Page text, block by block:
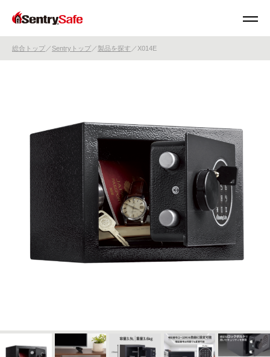
総合トップ Sentryトップ 製品を探す X014E